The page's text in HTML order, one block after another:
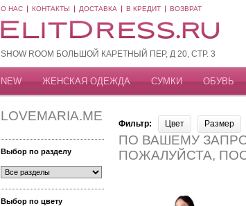
О НАС КОНТАКТЫ ДОСТАВКА В КРЕДИТ ВОЗВРАТ
SHOW ROOM БОЛЬШОЙ КАРЕТНЫЙ ПЕР, Д 20, СТР. 3
NEW ЖЕНСКАЯ ОДЕЖДА СУМКИ ОБУВЬ
LOVEMARIA.ME
Выбор по разделу
Выбор по цвету
Фильтр: Цвет Размер
ПО ВАШЕМУ
ПОЖАЛУЙСТА,